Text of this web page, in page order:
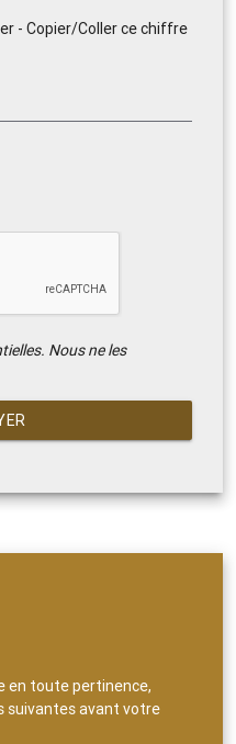
- Copier/Coller ce chiffre
Nous ne les
en toute pertinence,
suivantes avant votre